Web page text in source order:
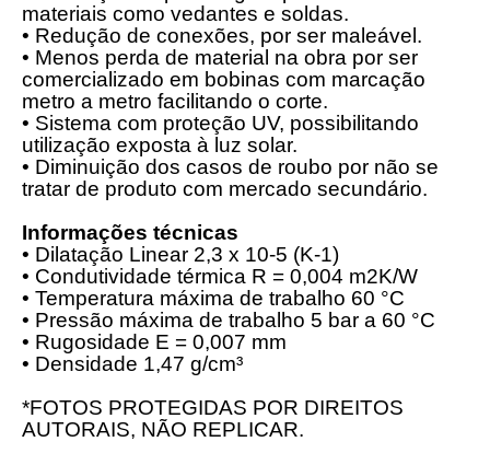
materiais como vedantes e soldas.
• Redução de conexões, por ser maleável.
• Menos perda de material na obra por ser
comercializado em bobinas com marcação
metro a metro facilitando o corte.
• Sistema com proteção UV, possibilitando
utilização exposta à luz solar.
• Diminuição dos casos de roubo por não se
tratar de produto com mercado secundário.
Informações técnicas
• Dilatação Linear 2,3 x 10-5 (K-1)
• Condutividade térmica R = 0,004 m2K/W
• Temperatura máxima de trabalho 60 °C
• Pressão máxima de trabalho 5 bar a 60 °C
• Rugosidade E = 0,007 mm
• Densidade 1,47 g/cm³
*FOTOS PROTEGIDAS POR DIREITOS
AUTORAIS, NÃO REPLICAR.